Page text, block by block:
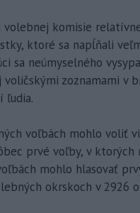
komisie
ktoré sa napĺňali
sa neúmyselného
voličskými zoznamami v
ľudia.
voľbách mohlo voliť
prvé voľby, v ktorých
mohlo hlasovať
okrskoch v 2926